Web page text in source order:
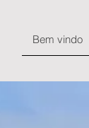
Bem vindo